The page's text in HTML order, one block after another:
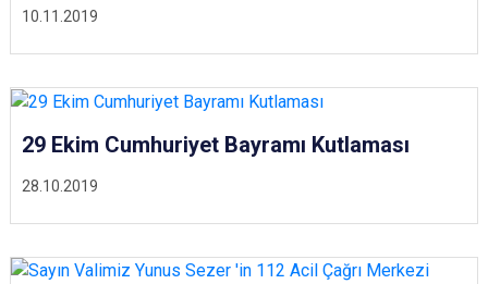
10.11.2019
28.10.2019
29 Ekim Cumhuriyet Bayramı Kutlaması